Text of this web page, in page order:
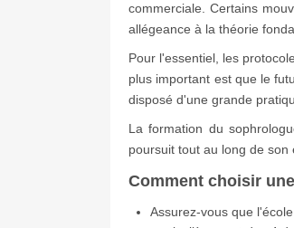
commerciale. Certains
allégeance à la théorie
Pour l'essentiel, les
plus important est que le
disposé d'une grande
La formation du
poursuit tout au long de
Comment choisir
Assurez-vous que